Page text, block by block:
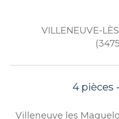
VILLENEUVE-
4 pièces
Villeneuve les